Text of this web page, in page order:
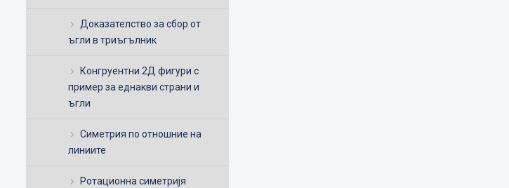
Доказателство за сбор от
ъгли в триъгълник
Конгруентни 2Д фигури с
пример за еднакви страни и
ъгли
Симетрия по отношние на
линиите
Ротационна симетријя